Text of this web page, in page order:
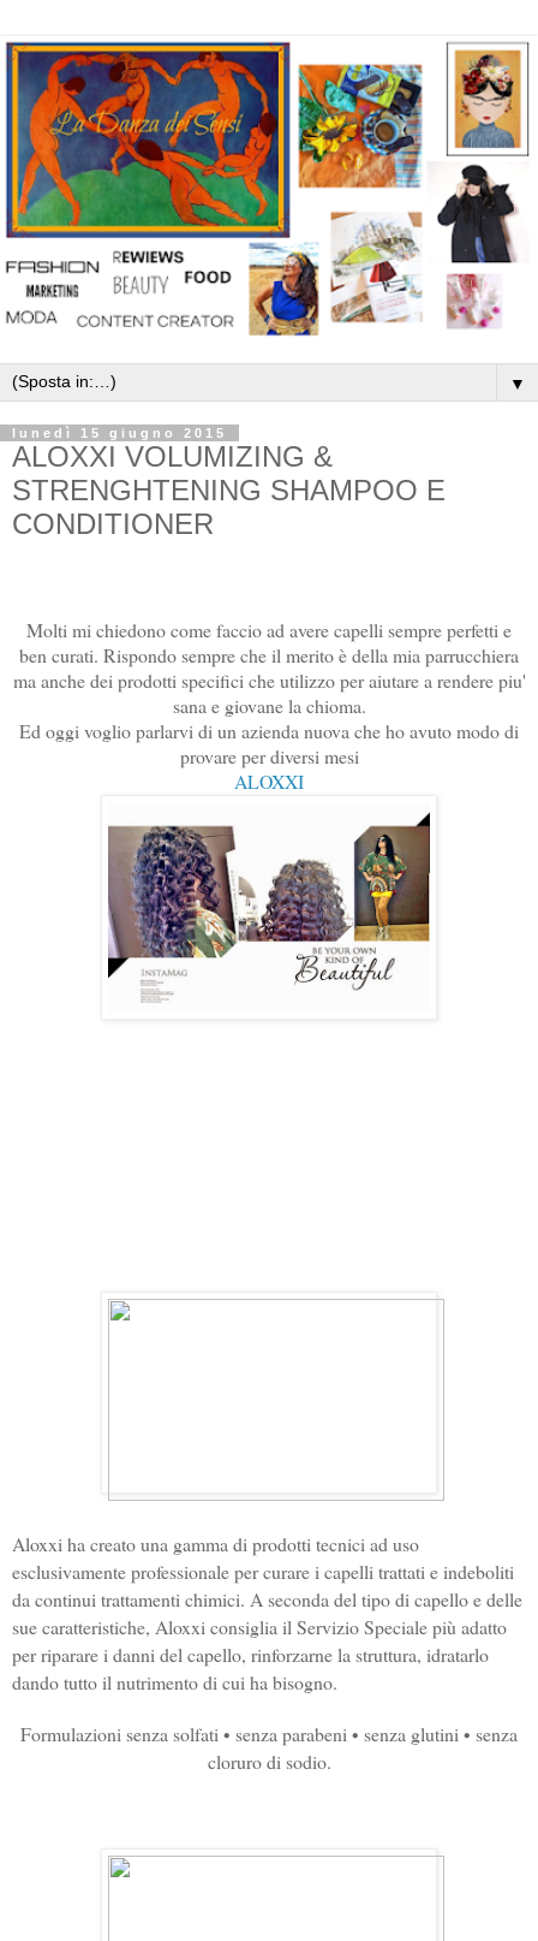
▼
lunedì 15 giugno 2015
ALOXXI VOLUMIZING &
STRENGHTENING SHAMPOO E
CONDITIONER
Molti mi chiedono come faccio ad avere capelli sempre perfetti e
ben curati. Rispondo sempre che il merito è della mia parrucchiera
ma anche dei prodotti specifici che utilizzo per aiutare a rendere piu'
sana e giovane la chioma.
Ed oggi voglio parlarvi di un azienda nuova che ho avuto modo di
provare per diversi mesi
ALOXXI
Aloxxi ha creato una gamma di prodotti tecnici ad uso
esclusivamente professionale per curare i capelli trattati e indeboliti
da continui trattamenti chimici. A seconda del tipo di capello e delle
sue caratteristiche, Aloxxi consiglia il Servizio Speciale più adatto
per riparare i danni del capello, rinforzarne la struttura, idratarlo
dando tutto il nutrimento di cui ha bisogno.
Formulazioni senza solfati • senza parabeni • senza glutini • senza
cloruro di sodio.